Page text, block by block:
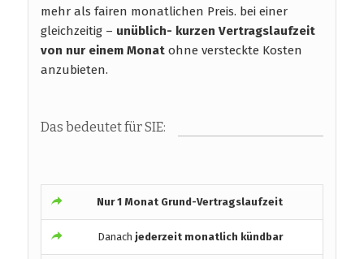
mehr als fairen monatlichen Preis. bei einer
gleichzeitig – unüblich- kurzen Vertragslaufzeit
von nur einem Monat ohne versteckte Kosten
anzubieten.
Das bedeutet für SIE:
Nur 1 Monat Grund-Vertragslaufzeit
Danach jederzeit monatlich kündbar